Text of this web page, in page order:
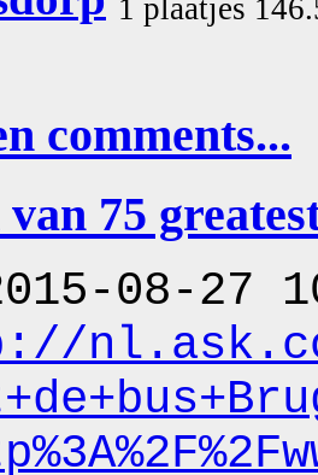
1 plaatjes
comments...
75
08-27
//